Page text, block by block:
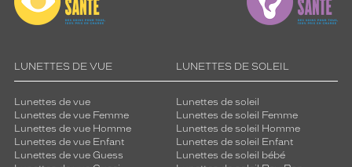
LUNETTES DE VUE
Lunettes de vue
Lunettes de vue Femme
Lunettes de vue Homme
Lunettes de vue Enfant
Lunettes de vue Guess
LUNETTES DE SOLEIL
Lunettes de soleil
Lunettes de soleil Femme
Lunettes de soleil Homme
Lunettes de soleil Enfant
Lunettes de soleil bébé